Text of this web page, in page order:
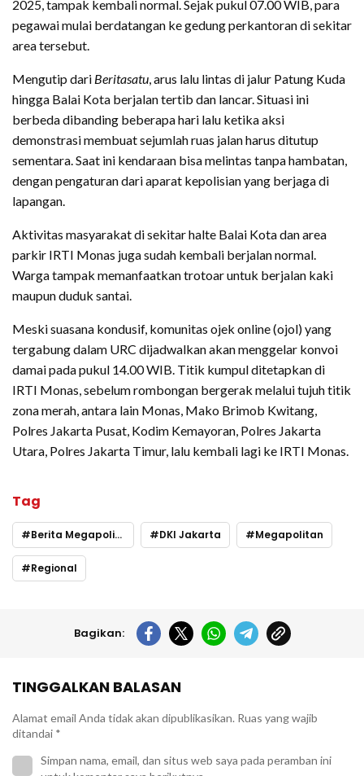
2025, tampak kembali normal. Sejak pukul 07.00 WIB, para
pegawai mulai berdatangan ke gedung perkantoran di sekitar
area tersebut.
Mengutip dari Beritasatu, arus lalu lintas di jalur Patung Kuda
hingga Balai Kota berjalan tertib dan lancar. Situasi ini
berbeda dibanding beberapa hari lalu ketika aksi
demonstrasi membuat sejumlah ruas jalan harus ditutup
sementara. Saat ini kendaraan bisa melintas tanpa hambatan,
dengan pengaturan dari aparat kepolisian yang berjaga di
lapangan.
Aktivitas masyarakat di sekitar halte Balai Kota dan area
parkir IRTI Monas juga sudah kembali berjalan normal.
Warga tampak memanfaatkan trotoar untuk berjalan kaki
maupun duduk santai.
Meski suasana kondusif, komunitas ojek online (ojol) yang
tergabung dalam URC dijadwalkan akan menggelar konvoi
damai pada pukul 14.00 WIB. Titik kumpul ditetapkan di
IRTI Monas, sebelum rombongan bergerak melalui tujuh titik
zona merah, antara lain Monas, Mako Brimob Kwitang,
Polres Jakarta Pusat, Kodim Kemayoran, Polres Jakarta
Utara, Polres Jakarta Timur, lalu kembali lagi ke IRTI Monas.
Tag
Berita Megapolitan DKI Jakarta Megapolitan
Regional
Bagikan:
TINGGALKAN BALASAN
Alamat email Anda tidak akan dipublikasikan. Ruas yang wajib
ditandai *
Simpan nama, email, dan situs web saya pada peramban ini